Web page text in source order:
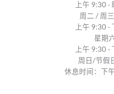
上午 9:30 -
周二 / 周
上午 9:30 -
星期
上午 9:30 -
周日/节假
休息时间：下